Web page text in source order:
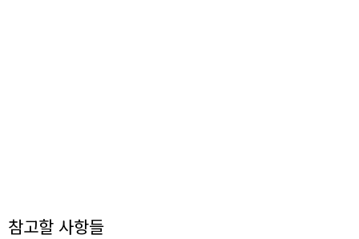
참고할 사항들